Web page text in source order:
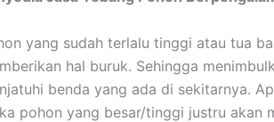
yang sudah terlalu tinggi atau tua
hal buruk. Sehingga
benda yang ada di sekitarnya.
pohon yang besar/tinggi justru akan